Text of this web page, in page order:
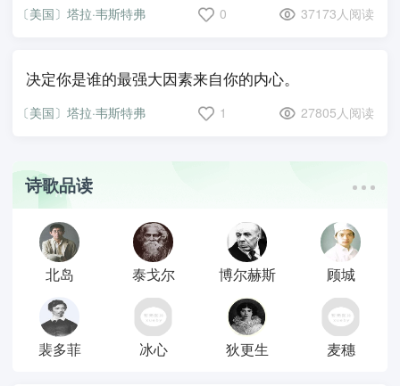
〔美国〕塔拉·韦斯特弗 0 37173人阅读
决定你是谁的最强大因素来自你的内心。
〔美国〕塔拉·韦斯特弗 1 27805人阅读
诗歌品读
北岛 泰戈尔 博尔赫斯 顾城
裴多菲 冰心 狄更生 麦穗